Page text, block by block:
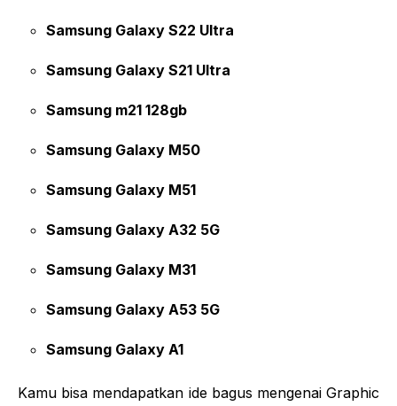
Samsung Galaxy S22 Ultra
Samsung Galaxy S21 Ultra
Samsung m21 128gb
Samsung Galaxy M50
Samsung Galaxy M51
Samsung Galaxy A32 5G
Samsung Galaxy M31
Samsung Galaxy A53 5G
Samsung Galaxy A1
Kamu bisa mendapatkan ide bagus mengenai Graphic